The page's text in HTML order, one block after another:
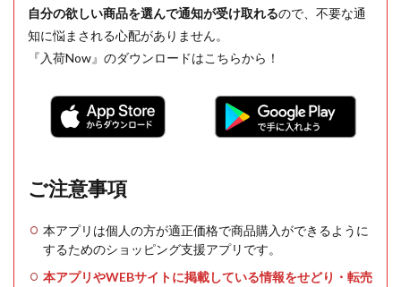
自分の欲しい商品を選んで通知が受け取れるので、不要な通
知に悩まされる心配がありません。
『入荷Now』のダウンロードはこちらから！
ご注意事項
本アプリは個人の方が適正価格で商品購入ができるように
するためのショッピング支援アプリです。
本アプリやWEBサイトに掲載している情報をせどり・転売